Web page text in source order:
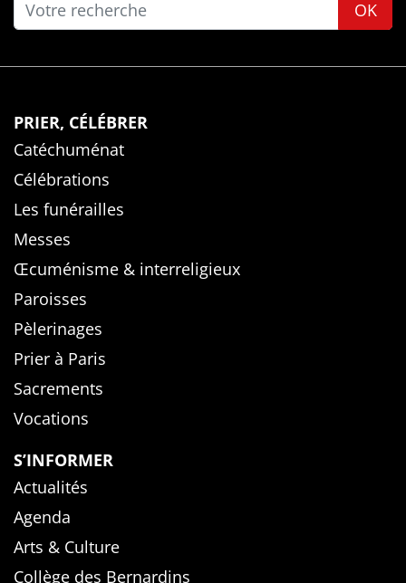
OK
PRIER, CÉLÉBRER
Catéchuménat
Célébrations
Les funérailles
Messes
Œcuménisme & interreligieux
Paroisses
Pèlerinages
Prier à Paris
Sacrements
Vocations
S’INFORMER
Actualités
Agenda
Arts & Culture
Collège des Bernardins